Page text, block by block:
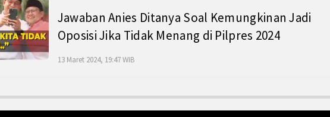
Jawaban Anies Ditanya Soal Kemungkinan Jadi
Oposisi Jika Tidak Menang di Pilpres 2024
13 Maret 2024, 19:47 WIB